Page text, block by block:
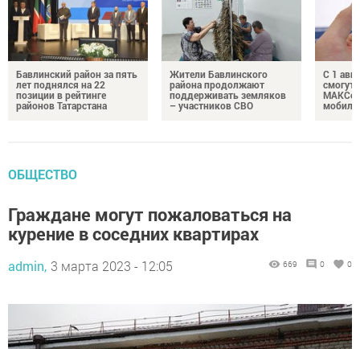
Бавлинский район за пять
лет поднялся на 22
позиции в рейтинге
районов Татарстана
Жители Бавлинского
района продолжают
поддерживать земляков
– участников СВО
С 1
смогут
МАКСом
ОБЩЕСТВО
Граждане могут пожаловаться на
курение в соседних квартирах
admin, 3 марта 2023 - 12:05 669 0 0